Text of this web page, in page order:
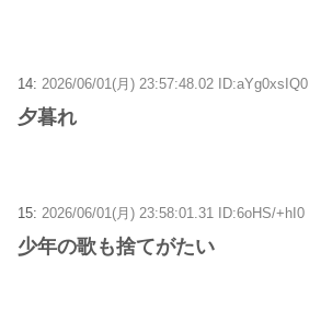
14: 2026/06/01(月) 23:57:48.02 ID:aYg0xsIQ0
夕暮れ
15: 2026/06/01(月) 23:58:01.31 ID:6oHS/+hI0
少年の歌も捨てがたい